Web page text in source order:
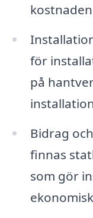
för
på
Bidrag
finnas
som gör